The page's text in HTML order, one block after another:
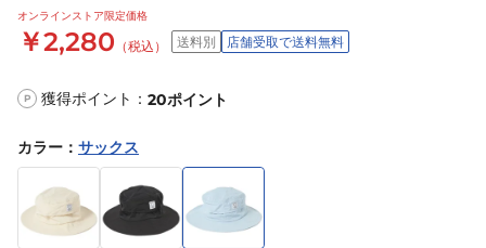
オンラインストア限定価格
￥2,280 （税込） 送料別 店舗受取で送料無料
P 獲得ポイント： 20ポイント
カラー ： サックス